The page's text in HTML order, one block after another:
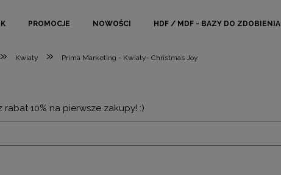
PROMOCJE NOWOŚCI HDF / MDF - BAZY DO ZDOBIENIA
» Kwiaty » Prima Marketing - Kwiaty- Christmas Joy
10% na pierwsze zakupy! :)